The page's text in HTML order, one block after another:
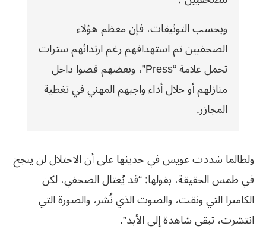
وبحسب التوثيقات، فإن معظم هؤلاء
الصحفيين تم استهدافهم رغم ارتدائهم سترات
تحمل علامة “Press”، وبعضهم قضوا داخل
منازلهم أو خلال أداء واجبهم المهني في تغطية
المجازر.
ولطالما شددت عويس في حديثها على أن الاحتلال لن ينجح
في طمس الحقيقة، بقولها: “قد يُغتال الصحفي، لكن
الكاميرا التي وثقت، والصوت الذي نُشر، والصورة التي
انتشرت، تبقى شاهدة إلى الأبد”.